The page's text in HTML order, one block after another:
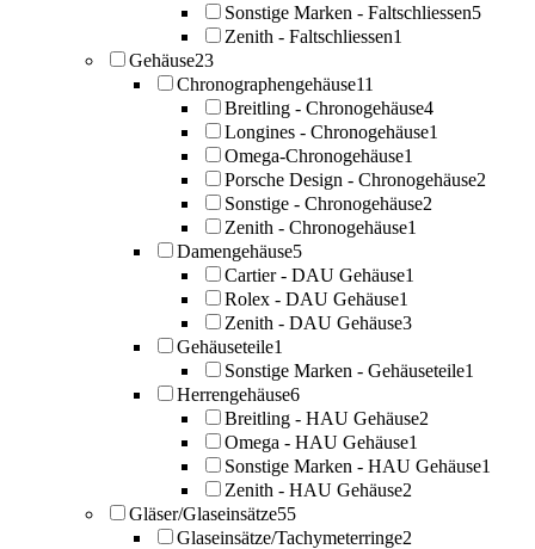
Sonstige Marken - Faltschliessen5
Zenith - Faltschliessen1
Gehäuse23
Chronographengehäuse11
Breitling - Chronogehäuse4
Longines - Chronogehäuse1
Omega-Chronogehäuse1
Porsche Design - Chronogehäuse2
Sonstige - Chronogehäuse2
Zenith - Chronogehäuse1
Damengehäuse5
Cartier - DAU Gehäuse1
Rolex - DAU Gehäuse1
Zenith - DAU Gehäuse3
Gehäuseteile1
Sonstige Marken - Gehäuseteile1
Herrengehäuse6
Breitling - HAU Gehäuse2
Omega - HAU Gehäuse1
Sonstige Marken - HAU Gehäuse1
Zenith - HAU Gehäuse2
Gläser/Glaseinsätze55
Glaseinsätze/Tachymeterringe2